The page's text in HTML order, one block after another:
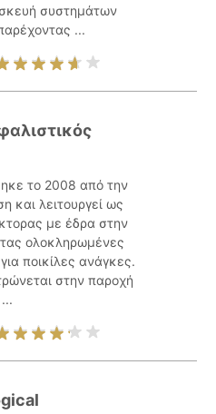
συστημάτων
...
το 2008 από την
και λειτουργεί ως
με έδρα στην
ολοκληρωμένες
ποικίλες ανάγκες.
στην παροχή